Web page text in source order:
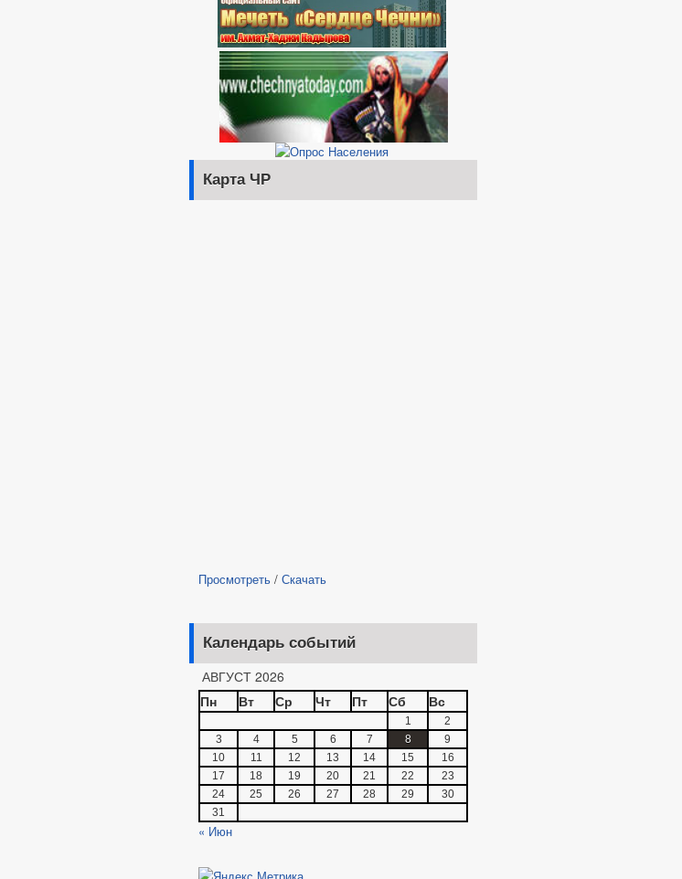
Карта ЧР
Просмотреть / Скачать
Календарь событий
АВГУСТ 2026
Пн
Вт Ср Чт Пт Сб Вс
1
2
3
4 5 6 7 8
9
10
11 12 13 14 15
16
17
18 19 20 21 22
23
24
25 26 27 28 29
30
31
« Июн